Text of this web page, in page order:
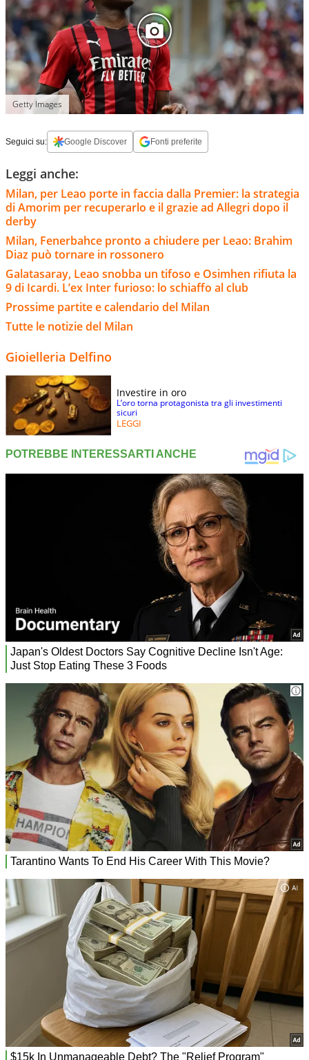
Getty Images
Seguici su: Google Discover Fonti preferite
Leggi anche:
Milan, per Leao porte in faccia dalla Premier: la strategia
di Amorim per recuperarlo e il grazie ad Allegri dopo il
derby
Milan, Fenerbahce pronto a chiudere per Leao: Brahim
Diaz può tornare in rossonero
Galatasaray, Leao snobba un tifoso e Osimhen rifiuta la
9 di Icardi. L’ex Inter furioso: lo schiaffo al club
Prossime partite e calendario del Milan
Tutte le notizie del Milan
Gioielleria Delfino
Investire in oro
L’oro torna protagonista tra gli investimenti
sicuri
LEGGI